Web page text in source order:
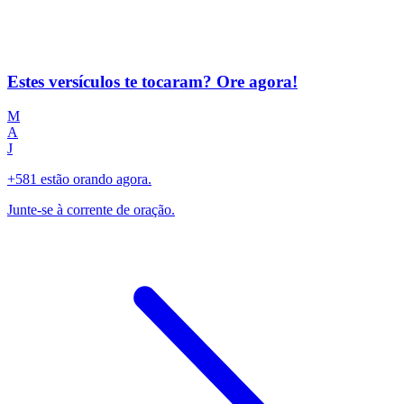
Estes versículos te tocaram? Ore agora!
M
A
J
+581 estão orando agora.
Junte-se à corrente de oração.